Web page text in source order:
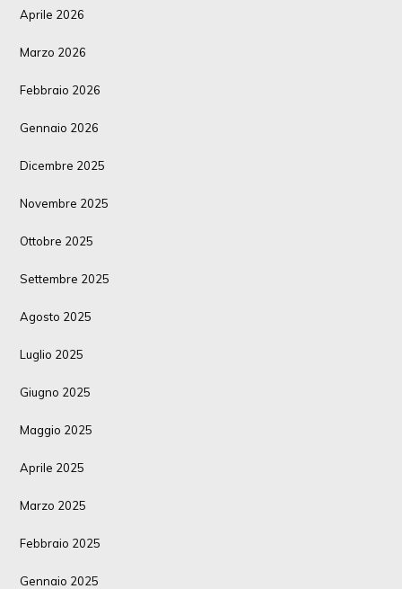
Aprile 2026
Marzo 2026
Febbraio 2026
Gennaio 2026
Dicembre 2025
Novembre 2025
Ottobre 2025
Settembre 2025
Agosto 2025
Luglio 2025
Giugno 2025
Maggio 2025
Aprile 2025
Marzo 2025
Febbraio 2025
Gennaio 2025